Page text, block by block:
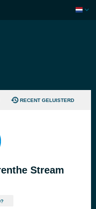
RECENT GELUISTERD
Stream